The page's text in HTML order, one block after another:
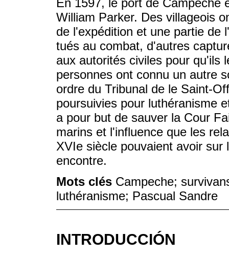
William Parker. Des villageois
de l'expédition et une partie de
tués au combat, d'autres
aux autorités civiles pour qu'ils
personnes ont connu un autre
ordre du Tribunal de le Saint-
poursuivies pour luthéranisme
a pour but de sauver la Cour
marins et l'influence que les
XVIe siècle pouvaient avoir
encontre.
Mots clés Campeche;
luthéranisme; Pascual Sandre
INTRODUCCIÓN